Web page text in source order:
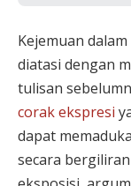
Kejemuan
diatasi dengan
tulisan
corak ekspresi
dapat
secara